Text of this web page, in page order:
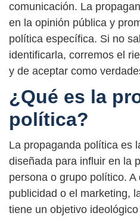
comunicación. La
en la opinión pública y
política específica. Si no
identificarla, corremos el
y de aceptar como
¿Qué es la
política?
La propaganda política es
diseñada para influir en la
persona o grupo político. A
publicidad o el marketing,
tiene un objetivo